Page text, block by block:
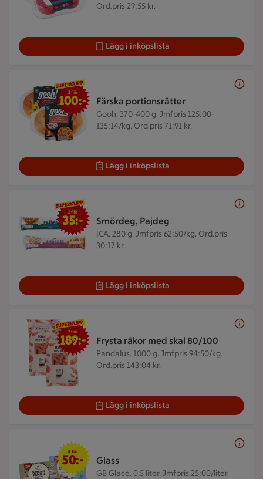
Ord.pris 29:55 kr.
Lägg i inköpslista
Färska portionsrätter
Gooh. 370-400 g. Jmfpris 125:00-
135:14/kg. Ord.pris 71:91 kr.
2 för 100 kr
2 för
100:-
Lägg i inköpslista
Smördeg, Pajdeg
ICA. 280 g. Jmfpris 62:50/kg. Ord.pris
30:17 kr.
2 för 35 kr
2 för
35:-
Lägg i inköpslista
Frysta räkor med skal 80/100
Pandalus. 1000 g. Jmfpris 94:50/kg.
Ord.pris 143:04 kr.
2 för 189 kr
2 för
189:-
Lägg i inköpslista
Glass
GB Glace. 0,5 liter. Jmfpris 25:00/liter.
4 för 50 kr
4 för
50:-